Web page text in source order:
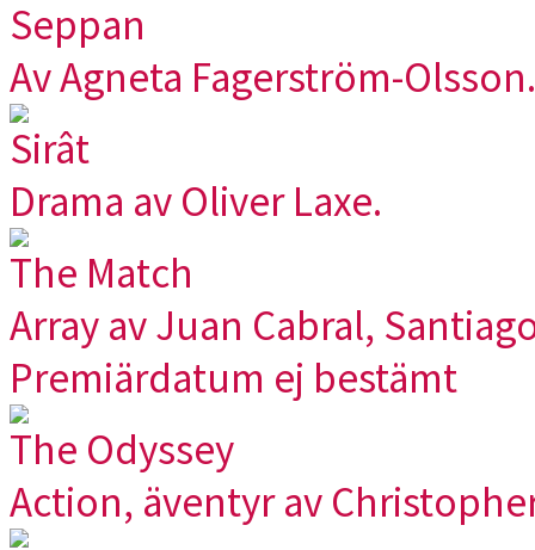
Seppan
Av Agneta Fagerström-Olsson.
Sirât
Drama av Oliver Laxe.
The Match
Array av Juan Cabral,
Premiärdatum ej bestämt
The Odyssey
Action, äventyr av